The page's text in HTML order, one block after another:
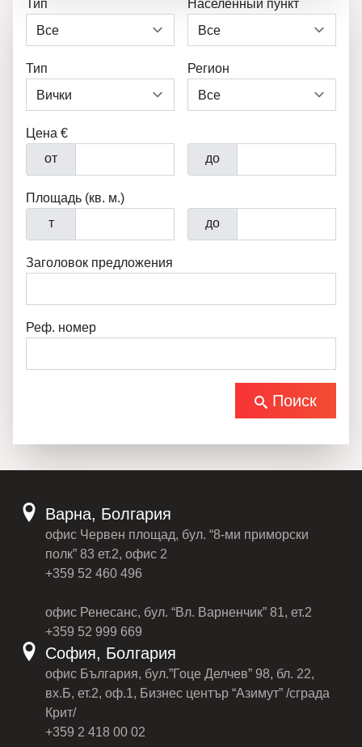
Тип Населенный пункт
Тип Регион
Цена €
от
до
Площадь (кв. м.)
т
до
Заголовок предложения
Реф. номер
Поиск
Варна, Болгария
офис Червен площад, бул. “8-ми приморски
полк” 83 ет.2, офис 2
+359 52 460 496
офис Ренесанс, бул. “Вл. Варненчик” 81, ет.2
+359 52 999 669
София, Болгария
офис България, бул.”Гоце Делчев” 98, бл. 22,
вх.Б, ет.2, оф.1, Бизнес център “Азимут” /сграда
Крит/
+359 2 418 00 02